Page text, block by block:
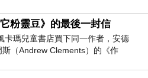
它粉靈豆》的最後一封信
卡瑪兒童書店買下同一作者，安德
斯（Andrew Clements）的《作